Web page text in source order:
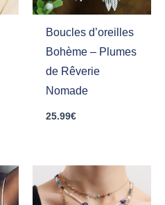
Boucles d’oreilles
Bohème – Plumes
de Rêverie
Nomade
25.99€